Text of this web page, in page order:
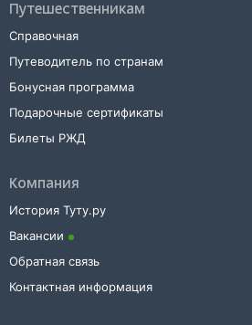
Путешественникам
Справочная
Путеводитель по странам
Бонусная программа
Подарочные сертификаты
Билеты РЖД
Компания
История Туту.ру
Вакансии
Обратная связь
Контактная информация